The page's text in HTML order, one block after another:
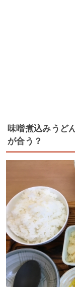
味噌煮込みうど
が合う？